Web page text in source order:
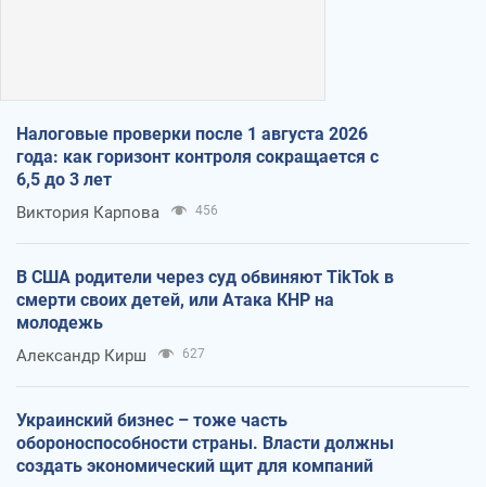
Налоговые проверки после 1 августа 2026
года: как горизонт контроля сокращается с
6,5 до 3 лет
Виктория Карпова 456
В США родители через суд обвиняют TikTok в
смерти своих детей, или Атака КНР на
молодежь
Александр Кирш 627
Украинский бизнес – тоже часть
обороноспособности страны. Власти должны
создать экономический щит для компаний